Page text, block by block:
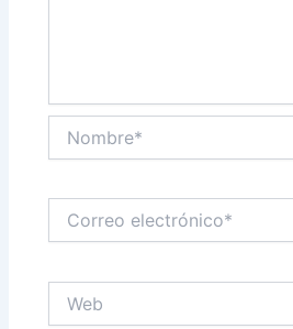
electrónico*